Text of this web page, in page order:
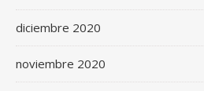
diciembre 2020
noviembre 2020